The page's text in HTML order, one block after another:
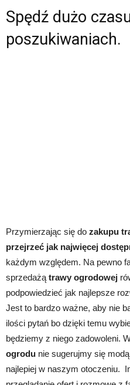
Spędź dużo
poszukiwaniach.
Przymierzając się do zakupu
przejrzeć jak najwięcej
każdym względem. Na pewno
sprzedażą trawy ogrodowej
podpowiedzieć jak najlepsze
Jest to bardzo ważne, aby nie
ilości pytań bo dzięki temu
będziemy z niego zadowoleni.
ogrodu nie sugerujmy się
najlepiej w naszym otoczeniu.